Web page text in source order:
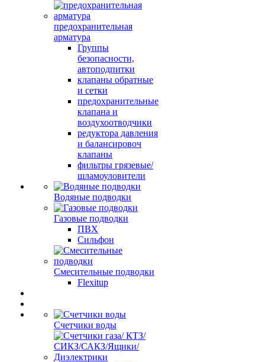
предохранительная
арматура
Группы
безопасности,
автоподпитки
клапаны обратные
и сетки
предохранительные
клапана и
воздухоотводчики
редуктора давления
и балансировоч
клапаны
фильтры грязевые/
шламоуловители
Водяные подводки
Газовые подводки
ПВХ
Сильфон
Смесительные подводки
Flexitup
Счетчики воды